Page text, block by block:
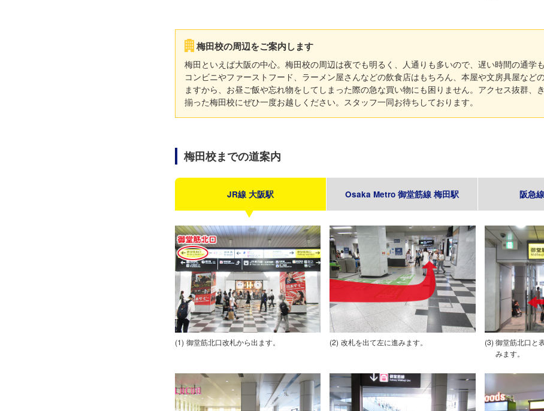
梅田校の周辺をご案内します
梅田といえば大阪の中心。梅田校の周辺は夜でも明るく、人通りも多いので、遅い時間の通学
コンビニやファーストフード、ラーメン屋さんなどの飲食店はもちろん、本屋や文房具屋など
ますから、お昼ご飯や忘れ物をしてしまった際の急な買い物にも困りません。アクセス抜群、
揃った梅田校にぜひ一度お越しください。スタッフ一同お待ちしております。
梅田校までの道案内
JR線 大阪駅 Osaka Metro 御堂筋線 梅田駅 阪急
御堂筋北口改札から出ます。 改札を出て左に進みます。
御堂筋北口と
みます。